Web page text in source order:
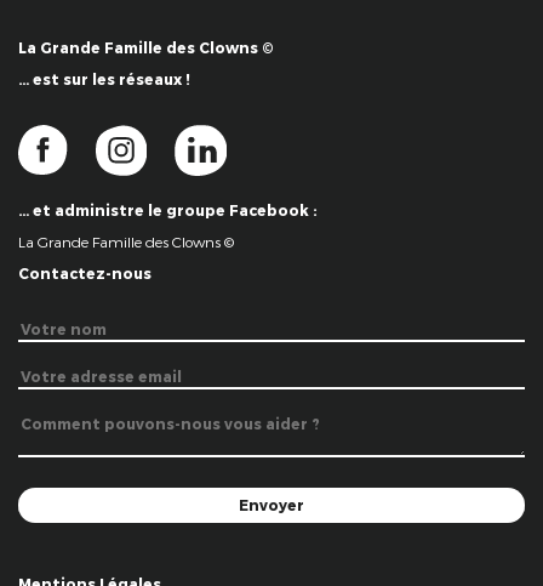
La Grande Famille des Clowns ©
… est sur les réseaux !
… et administre le groupe Facebook :
La Grande Famille des Clowns ©
Contactez-nous